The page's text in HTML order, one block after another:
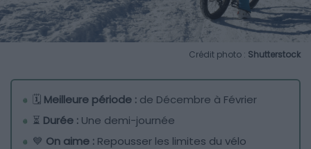
Crédit photo : Shutterstock
🗓️ Meilleure période : de Décembre à Février
⏳ Durée : Une demi-journée
💙 On aime : Repousser les limites du vélo